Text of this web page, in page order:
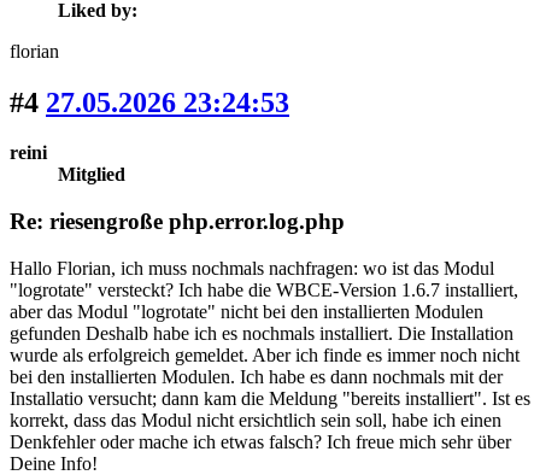
Liked by:
florian
#4 27.05.2026 23:24:53
reini
Mitglied
Re: riesengroße php.error.log.php
Hallo Florian, ich muss nochmals nachfragen: wo ist das Modul
"logrotate" versteckt? Ich habe die WBCE-Version 1.6.7 installiert,
aber das Modul "logrotate" nicht bei den installierten Modulen
gefunden Deshalb habe ich es nochmals installiert. Die Installation
wurde als erfolgreich gemeldet. Aber ich finde es immer noch nicht
bei den installierten Modulen. Ich habe es dann nochmals mit der
Installatio versucht; dann kam die Meldung "bereits installiert". Ist es
korrekt, dass das Modul nicht ersichtlich sein soll, habe ich einen
Denkfehler oder mache ich etwas falsch? Ich freue mich sehr über
Deine Info!